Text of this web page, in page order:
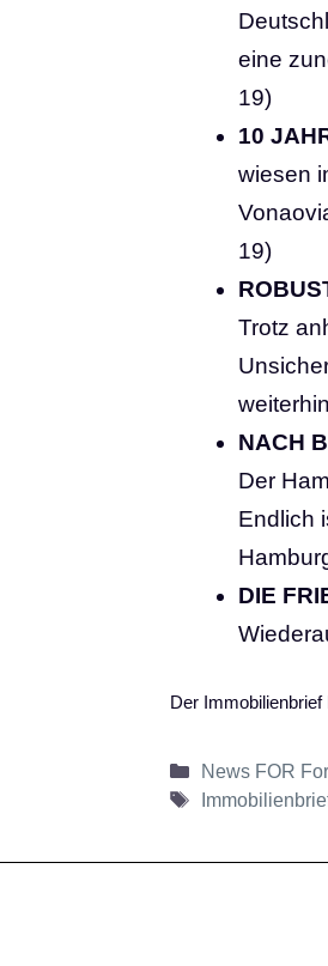
eine
19)
10
wiesen
19)
Trotz
NACH
Der
Endlich
DIE
Der Immobilienbrief
Kategorien
News FOR
Schlagwörter